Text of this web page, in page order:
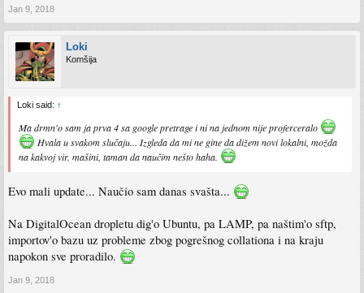
Jan 9, 2018
Loki
Komšija
Loki said: ↑
Ma drmn'o sam ja prva 4 sa google pretrage i ni na jednom nije proferceralo
Hvala u svakom slučaju... Izgleda da mi ne gine da dižem novi lokalni, možda
na kakvoj vir. mašini, taman da naučim nešto haha.
Evo mali update... Naučio sam danas svašta...
Na DigitalOcean dropletu dig'o Ubuntu, pa LAMP, pa naštim'o sftp,
importov'o bazu uz probleme zbog pogrešnog collationa i na kraju
napokon sve proradilo.
Jan 9, 2018